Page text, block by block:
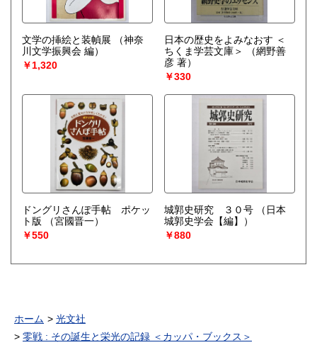
文学の挿絵と装幀展
（神奈
川文学振興会 編）
￥1,320
日本の歴史をよみなおす ＜
ちくま学芸文庫＞
（網野善
彦 著）
￥330
ドングリさんぽ手帖 ポケッ
ト版
（宮國晋一）
￥550
城郭史研究 ３０号
（日本
城郭史学会【編】）
￥880
ホーム
光文社
零戦 : その誕生と栄光の記録 ＜カッパ・ブックス＞